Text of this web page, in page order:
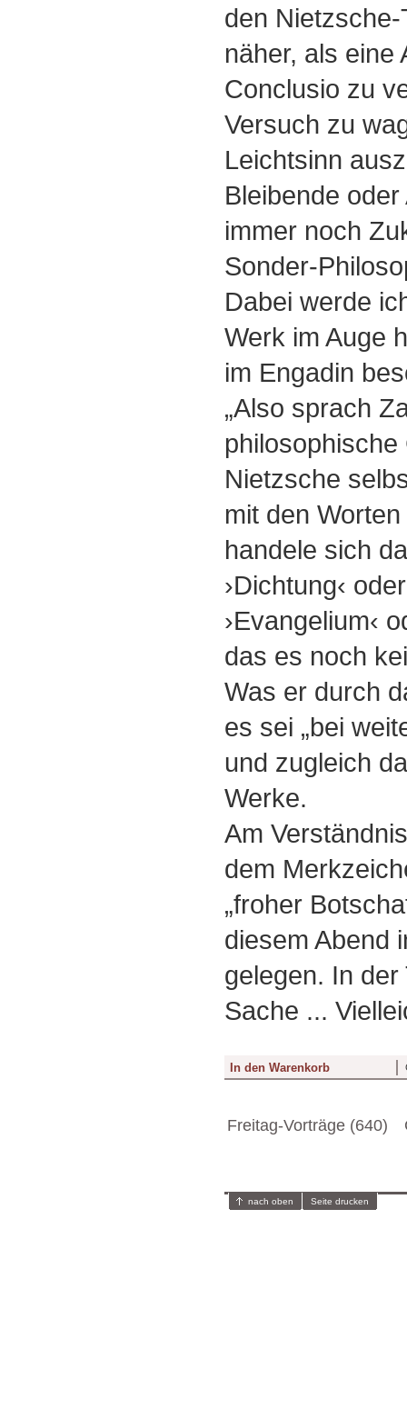
den
näher, als eine
Conclusio zu
Versuch zu
Leichtsinn
Bleibende
immer noch
Sonder-
Dabei werde
Werk im Auge
im Engadin
„Also sprach
Nietzsche
mit den
handele sich
›Dichtung‹
›Evangelium‹
das es noch
Was er durch
es sei „bei
und zugleich
Werke.
Am
dem
„froher
diesem Abend
gelegen. In der
Sache ...
Freitag-Vorträge (640)
nach oben Seite drucken